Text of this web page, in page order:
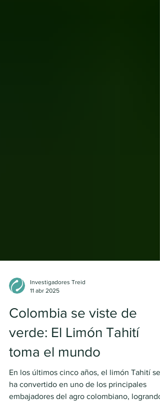
Colombia se viste de
verde: El Limón Tahití
toma el mundo
En los últimos cinco años, el limón Tahití se
ha convertido en uno de los principales